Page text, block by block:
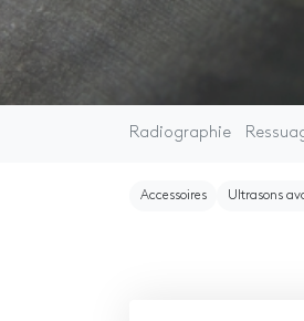
Radiographie
Accessoires Ultrasons